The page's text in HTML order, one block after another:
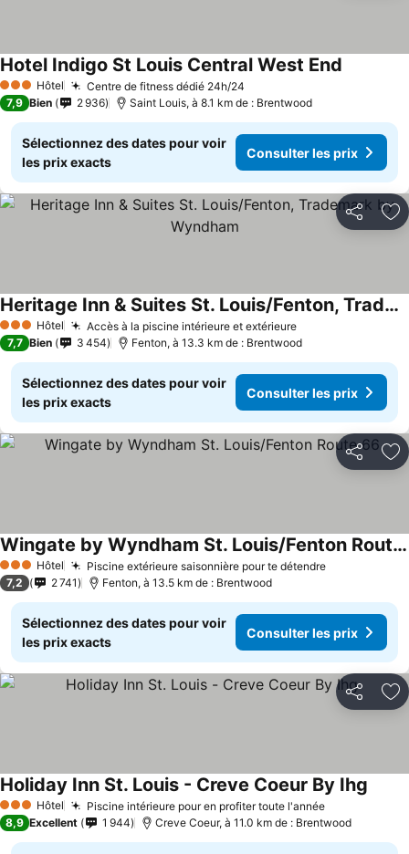
3 ÉtoilesHôtel Centre de fitness dédié 24h/24
Hotel Indigo St Louis Central West End
7,9 Bien 2 936 Saint Louis, à 8.1 km de : Brentwood
Sélectionnez des dates pour voir
les prix exacts
Consulter les prix
Partager
3 ÉtoilesHôtel Accès à la piscine intérieure et extérieureConsulter les
Heritage Inn & Suites St. Louis/Fenton, Trademark by Wyndham
Consulter les prix
7,7 Bien 3 454 Fenton, à 13.3 km de : Brentwood
Sélectionnez des dates pour voir
les prix exacts
Consulter les prix
Partager
3 ÉtoilesHôtel Piscine extérieure saisonnière pour te détendreConsulter
Wingate by Wyndham St. Louis/Fenton Route 66
Consulter les prix
7,2 2 741 Fenton, à 13.5 km de : Brentwood
Sélectionnez des dates pour voir
les prix exacts
Consulter les prix
Partager
3 ÉtoilesHôtel Piscine intérieure pour en profiter toute l'annéeConsulter
Holiday Inn St. Louis - Creve Coeur By Ihg
8,9 Excellent 1 944 Creve Coeur, à 11.0 km de : Brentwood